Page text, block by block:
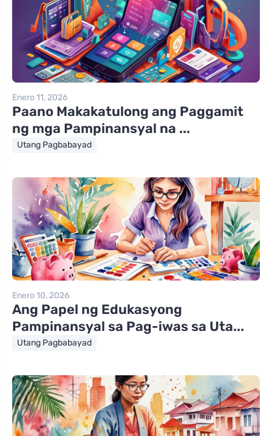
Enero 11, 2026
Paano Makakatulong ang Paggamit
ng mga Pampinansyal na ...
Utang Pagbabayad
Enero 10, 2026
Ang Papel ng Edukasyong
Pampinansyal sa Pag-iwas sa Uta...
Utang Pagbabayad